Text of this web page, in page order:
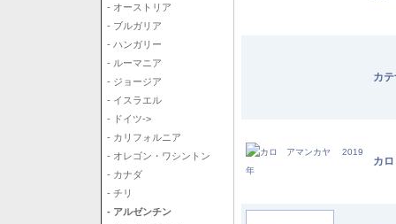
- オーストリア
- ブルガリア
- ハンガリー
- ルーマニア
- ジョージア
- イスラエル
- ドイツ->
- カリフォルニア
- オレゴン・ワシントン
- カナダ
- チリ
- アルゼンチン
カ
カ